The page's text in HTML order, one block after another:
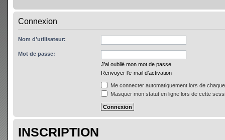
Connexion
Nom d’utilisateur:
Mot de passe:
J’ai oublié mon mot de passe
Renvoyer l’e-mail d’activation
Me connecter automatiquement lors de
Masquer mon statut en ligne lors de cette
INSCRIPTION